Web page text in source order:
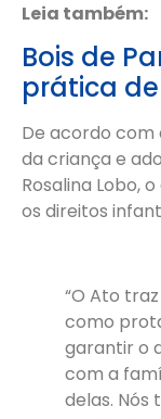
Leia também:
Bois de
prática
De acordo com
da criança e
Rosalina Lobo,
os direitos
“O Ato
como
garantir o
com a
delas. Nós